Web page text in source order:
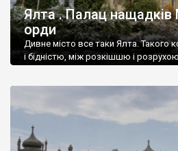
Ялта . Палац нащадків
орди
Дивне місто все таки Ялта. Такого
і бідністю, між розкішшю і